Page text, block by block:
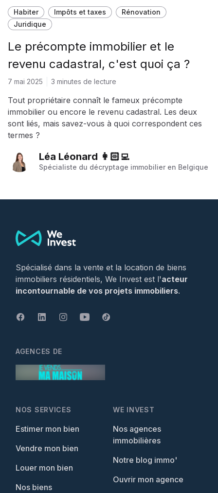
Habiter Impôts et taxes
Rénovation
Juridique
Le précompte immobilier et le
revenu cadastral, c'est quoi ça ?
7 mai 2025 3 minutes de lecture
Tout propriétaire connaît le fameux précompte
immobilier ou encore le revenu cadastral. Les deux
sont liés, mais savez-vous à quoi correspondent ces
termes ?
Léa Léonard 👩🏻‍💻
Spécialiste du décryptage immobilier en Belgique
Spécialisé dans la vente et la location de biens
immobiliers résidentiels, We Invest est l'acteur
incontournable de vos projets immobiliers.
NOS SERVICES
Estimer mon bien
Vendre mon bien
Louer mon bien
Nos biens
WE INVEST
Nos agences
immobilières
Notre blog immo'
Ouvrir mon agence
AGENCES DE